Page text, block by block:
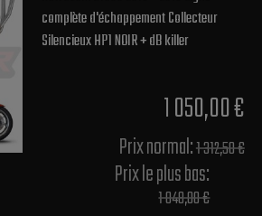
complète d'échappement Collecteur
Silencieux HP1 NOIR + dB killer
1 050,00 €
Prix normal​:1 312,50 €
Prix le plus bas:
1 048,00 €